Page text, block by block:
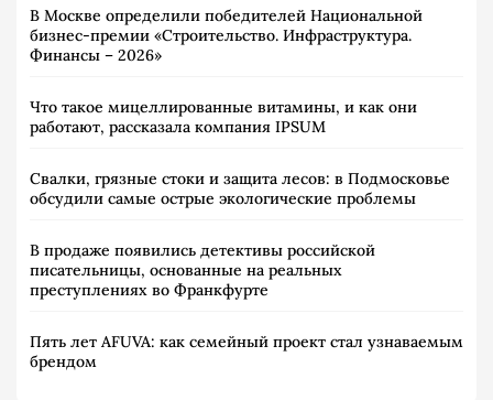
В Москве определили победителей Национальной
бизнес-премии «Строительство. Инфраструктура.
Финансы – 2026»
Что такое мицеллированные витамины, и как они
работают, рассказала компания IPSUM
Свалки, грязные стоки и защита лесов: в Подмосковье
обсудили самые острые экологические проблемы
В продаже появились детективы российской
писательницы, основанные на реальных
преступлениях во Франкфурте
Пять лет AFUVA: как семейный проект стал узнаваемым
брендом